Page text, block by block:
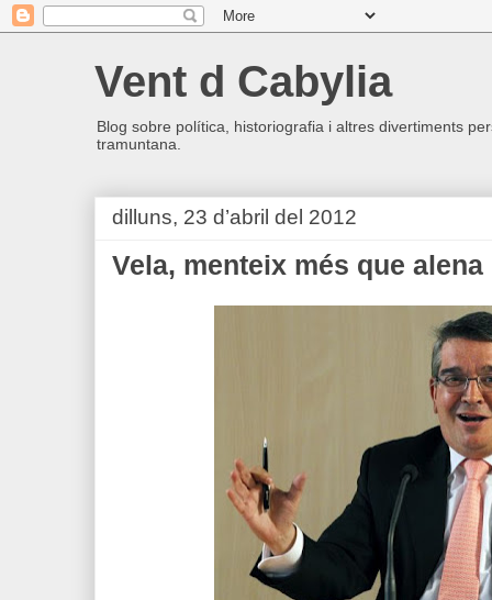
Vent d Cabylia
Blog sobre política, historiografia i altres divertiments
tramuntana.
dilluns, 23 d’abril del 2012
Vela, menteix més que alena